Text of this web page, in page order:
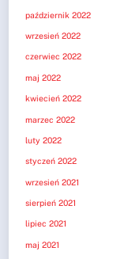
październik 2022
wrzesień 2022
czerwiec 2022
maj 2022
kwiecień 2022
marzec 2022
luty 2022
styczeń 2022
wrzesień 2021
sierpień 2021
lipiec 2021
maj 2021